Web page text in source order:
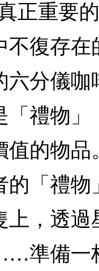
正重要
復存在
六分儀
禮物」
的物品
「禮物
，透過
準備一